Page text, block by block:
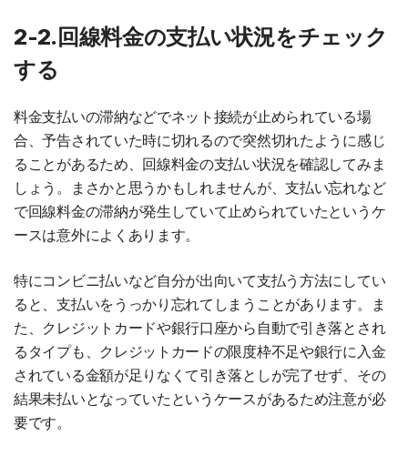
2-2.回線料金の支払い状況をチェック
する
料金支払いの滞納などでネット接続が止められている場
合、予告されていた時に切れるので突然切れたように感じ
ることがあるため、回線料金の支払い状況を確認してみま
しょう。まさかと思うかもしれませんが、支払い忘れなど
で回線料金の滞納が発生していて止められていたというケ
ースは意外によくあります。
特にコンビニ払いなど自分が出向いて支払う方法にしてい
ると、支払いをうっかり忘れてしまうことがあります。ま
た、クレジットカードや銀行口座から自動で引き落とされ
るタイプも、クレジットカードの限度枠不足や銀行に入金
されている金額が足りなくて引き落としが完了せず、その
結果未払いとなっていたというケースがあるため注意が必
要です。